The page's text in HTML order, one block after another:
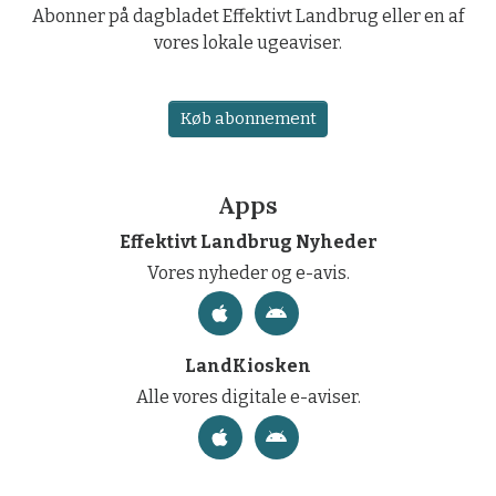
Abonner på dagbladet Effektivt Landbrug eller en af
vores lokale ugeaviser.
Køb abonnement
Apps
Effektivt Landbrug Nyheder
Vores nyheder og e-avis.
LandKiosken
Alle vores digitale e-aviser.